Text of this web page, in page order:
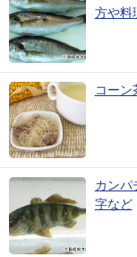
方や料
コーン
カンパ
字など